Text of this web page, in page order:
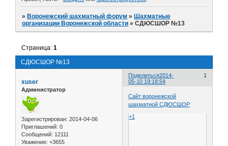
»Воронежский шахматный форум »Шахматные
организации Воронежской области »СДЮСШОР №13
СДЮСШОР №13
Страница:1
Поделиться 1
2014-
05-10 19:18:54
xuser
Администратор
Зарегистрирован: 2014-04-06
Приглашений: 0
Сообщений: 12111
Уважение: +3655
Сайт воронежской
шахматной СДЮСШОР
+1